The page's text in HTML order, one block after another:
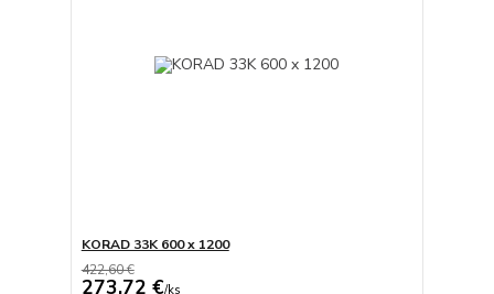
KORAD 33K 600 x 1200
422,60 €
273,72 €/ks